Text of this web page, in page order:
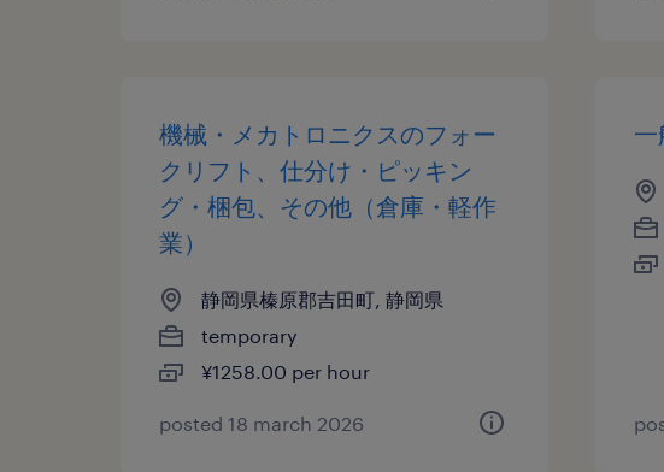
機械・メカトロニクスのフォー
クリフト、仕分け・ピッキン
グ・梱包、その他（倉庫・軽作
業）
静岡県榛原郡吉田町, 静岡県
temporary
¥1258.00 per hour
posted 18 march 2026